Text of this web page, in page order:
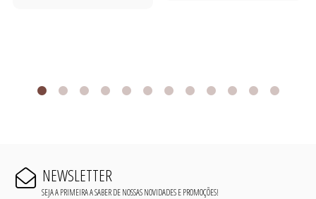
NEWSLETTER
SEJA A PRIMEIRA A SABER DE NOSSAS NOVIDADES E PROMOÇÕES!